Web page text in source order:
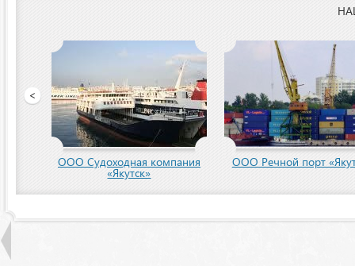
<
ООО Речной порт «Якутск»
ООО «Якутский речной